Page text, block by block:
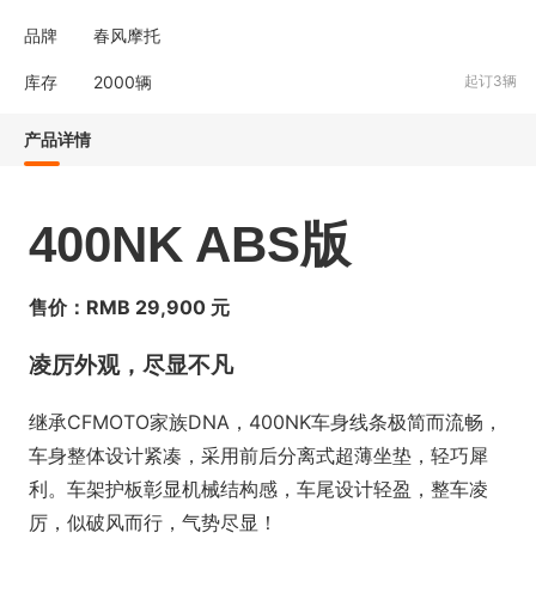
品牌 春风摩托
库存 2000辆 起订3辆
产品详情
400NK ABS版
售价：RMB 29,900 元
凌厉外观，尽显不凡
继承CFMOTO家族DNA，400NK车身线条极简而流畅，
车身整体设计紧凑，采用前后分离式超薄坐垫，轻巧犀
利。车架护板彰显机械结构感，车尾设计轻盈，整车凌
厉，似破风而行，气势尽显！